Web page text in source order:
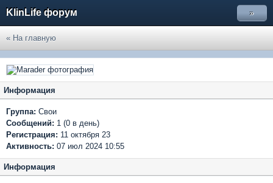
KlinLife форум »
« На главную
Информация
Группа: Свои
Сообщений: 1 (0 в день)
Регистрация: 11 октября 23
Активность: 07 июл 2024 10:55
Информация